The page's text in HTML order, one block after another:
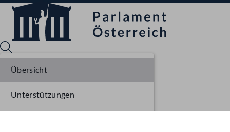
Übersicht
Unterstützungen